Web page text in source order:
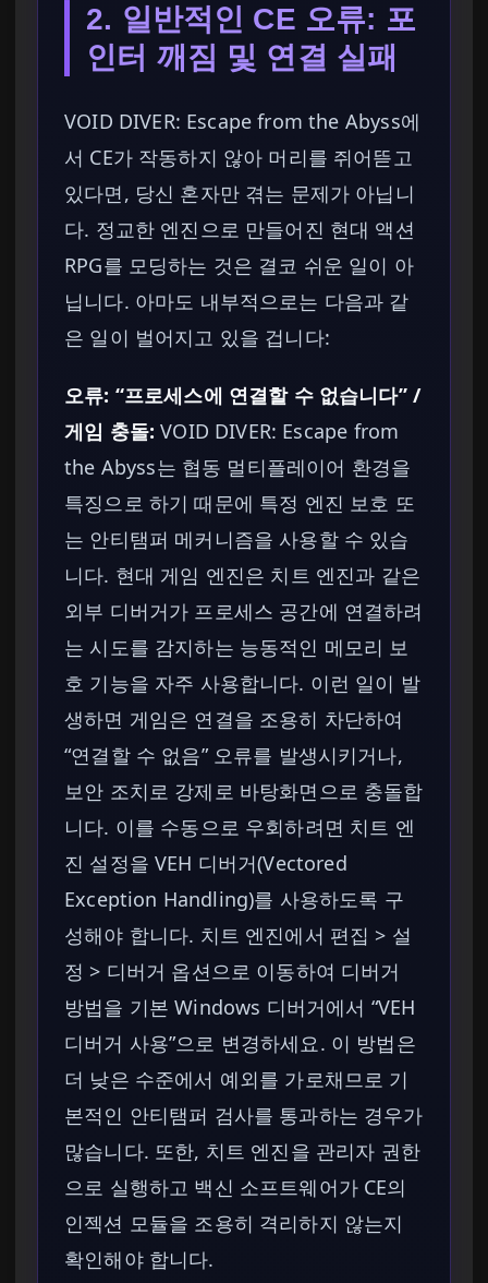
2. 일반적인 CE 오류: 포
인터 깨짐 및 연결 실패
VOID DIVER: Escape from the Abyss에
서 CE가 작동하지 않아 머리를 쥐어뜯고
있다면, 당신 혼자만 겪는 문제가 아닙니
다. 정교한 엔진으로 만들어진 현대 액션
RPG를 모딩하는 것은 결코 쉬운 일이 아
닙니다. 아마도 내부적으로는 다음과 같
은 일이 벌어지고 있을 겁니다:
오류: “프로세스에 연결할 수 없습니다” /
게임 충돌: VOID DIVER: Escape from
the Abyss는 협동 멀티플레이어 환경을
특징으로 하기 때문에 특정 엔진 보호 또
는 안티탬퍼 메커니즘을 사용할 수 있습
니다. 현대 게임 엔진은 치트 엔진과 같은
외부 디버거가 프로세스 공간에 연결하려
는 시도를 감지하는 능동적인 메모리 보
호 기능을 자주 사용합니다. 이런 일이 발
생하면 게임은 연결을 조용히 차단하여
“연결할 수 없음” 오류를 발생시키거나,
보안 조치로 강제로 바탕화면으로 충돌합
니다. 이를 수동으로 우회하려면 치트 엔
진 설정을 VEH 디버거(Vectored
Exception Handling)를 사용하도록 구
성해야 합니다. 치트 엔진에서 편집 > 설
정 > 디버거 옵션으로 이동하여 디버거
방법을 기본 Windows 디버거에서 “VEH
디버거 사용”으로 변경하세요. 이 방법은
더 낮은 수준에서 예외를 가로채므로 기
본적인 안티탬퍼 검사를 통과하는 경우가
많습니다. 또한, 치트 엔진을 관리자 권한
으로 실행하고 백신 소프트웨어가 CE의
인젝션 모듈을 조용히 격리하지 않는지
확인해야 합니다.